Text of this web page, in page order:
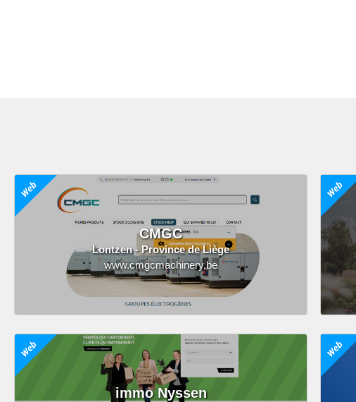
CMGC
Lontzen - Province de Liège
www.cmgcmachinery.be
immo Nyssen